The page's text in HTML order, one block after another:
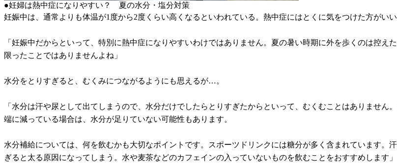
●妊婦は熱中症になりやすい？ 夏の水分・塩分対策
妊娠中は、通常よりも体温が1度から2度くらい高くなるといわれている。熱中症にはとくに気をつけた方がいい
「妊娠中だからといって、特別に熱中症になりやすいわけではありません。夏の暑い時期に外を歩くのは控
限ったことではありませんよね」
水分をとりすぎると、むくみにつながるようにも思えるが…。
「水分は汗や尿として出てしまうので、水分だけでしたらとりすぎたからといって、むくむことはありませ
端に減っている場合は、水分が足りていない可能性もあります。
水分補給については、何を飲むかも大切なポイントです。スポーツドリンクには糖分が多く含まれています。
ぎると太る原因になってしまう。水や麦茶などのカフェインの入っていないものを飲むことをおすすめします」